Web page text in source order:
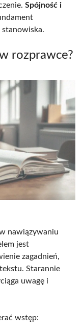
Spójność i
stanowiska.
rozprawce?
nawiązywaniu
jest
zagadnień,
Starannie
uwagę i
wstęp: